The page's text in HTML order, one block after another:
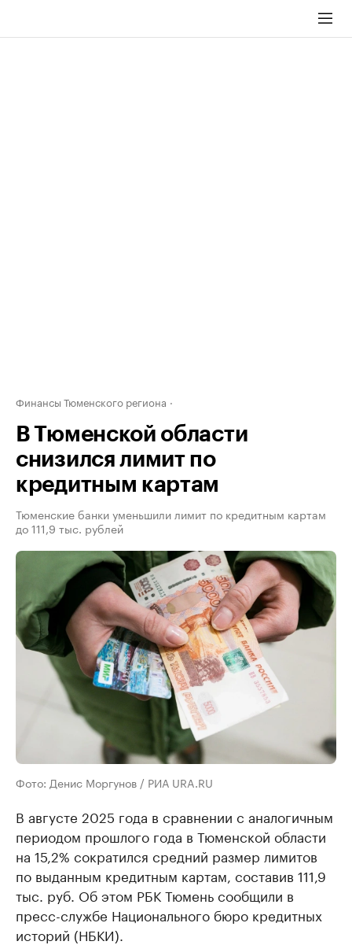
Финансы Тюменского региона
В Тюменской области
снизился лимит по
кредитным картам
Тюменские банки уменьшили лимит по кредитным картам
до 111,9 тыс. рублей
Фото: Денис Моргунов / РИА URA.RU
В августе 2025 года в сравнении с аналогичным
периодом прошлого года в Тюменской области
на 15,2% сократился средний размер лимитов
по выданным кредитным картам, составив 111,9
тыс. руб. Об этом РБК Тюмень сообщили в
пресс-службе Национального бюро кредитных
историй (НБКИ).